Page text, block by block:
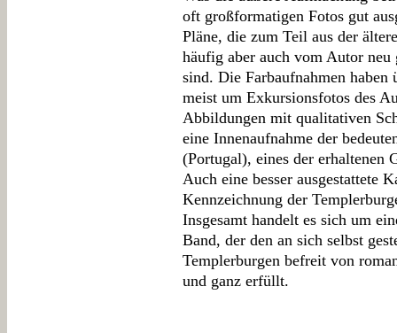
oft großformatigen Fotos gut
Pläne, die zum Teil aus der
häufig aber auch vom Autor
sind. Die Farbaufnahmen haben
meist um Exkursionsfotos des
Abbildungen mit qualitativen
eine Innenaufnahme der
(Portugal), eines der erhaltenen
Auch eine besser ausgestattete
Kennzeichnung der
Insgesamt handelt es sich um
Band, der den an sich selbst
Templerburgen befreit von
und ganz erfüllt.